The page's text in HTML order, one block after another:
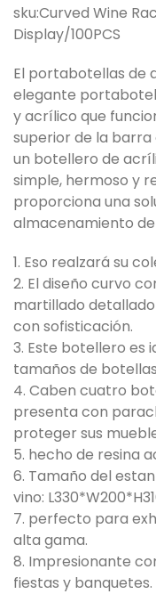
sku:Curved Wine
Display/100PCS
El portabotellas de
elegante
y acrílico que
superior de la barra
un botellero de
simple, hermoso y
proporciona una
almacenamiento de
1. Eso realzará su
2. El diseño curvo
martillado
con sofisticación.
3. Este botellero es
tamaños de
4. Caben cuatro
presenta con
proteger sus
5. hecho de resina
6. Tamaño del
vino:
7. perfecto para
alta gama.
8. Impresionante
fiestas y banquetes.